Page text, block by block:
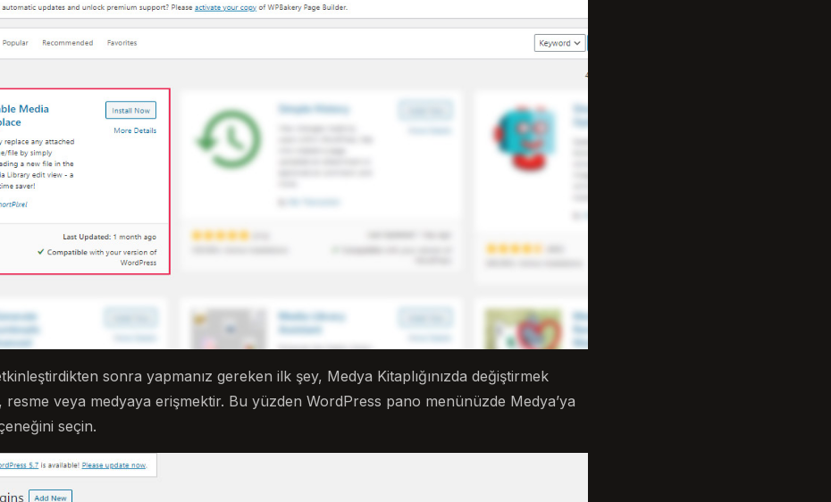
sonra yapmanız gereken ilk şey, Medya Kitaplığınızda değiştirmek
resme veya medyaya erişmektir. Bu yüzden WordPress pano menünüzde Medya’ya
seçin.